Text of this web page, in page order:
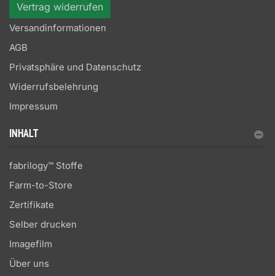
Vertrag widerrufen
Versandinformationen
AGB
Privatsphäre und Datenschutz
Widerrufsbelehrung
Impressum
INHALT
fabrilogy™ Stoffe
Farm-to-Store
Zertifikate
Selber drucken
Imagefilm
Über uns